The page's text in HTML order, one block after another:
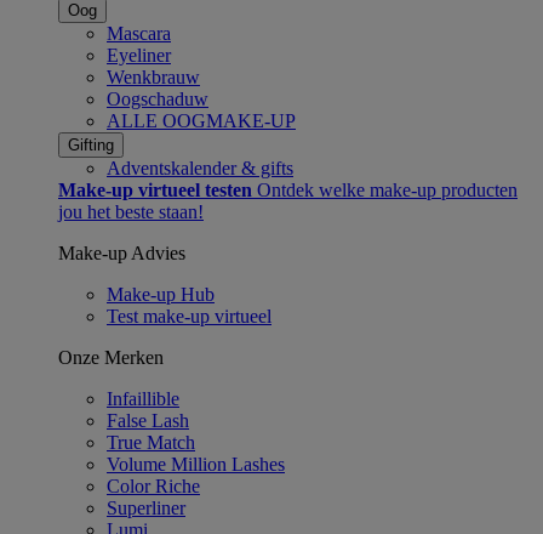
Oog
Mascara
Eyeliner
Wenkbrauw
Oogschaduw
ALLE OOGMAKE-UP
Gifting
Adventskalender & gifts​
Make-up virtueel testen Ontdek welke make-up producten
jou het beste staan!​
Make-up Advies
Make-up Hub
Test make-up virtueel
Onze Merken
Infaillible
False Lash
True Match
Volume Million Lashes
Color Riche
Superliner
Lumi